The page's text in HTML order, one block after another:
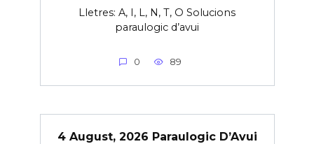
Lletres: A, I, L, N, T, O Solucions
paraulogic d’avui
0 89
4 August, 2026 Paraulogic D’Avui